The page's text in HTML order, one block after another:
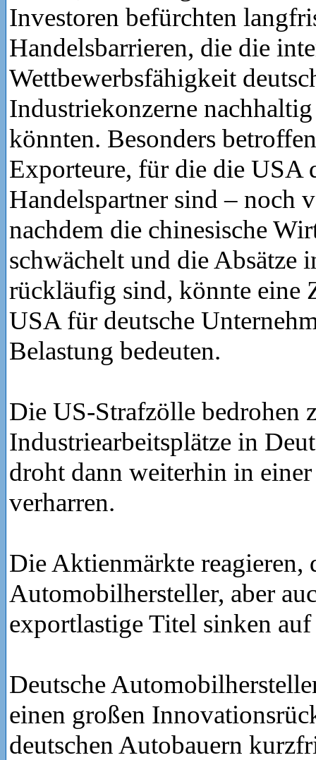
Investoren befürchten
Handelsbarrieren, die die
Wettbewerbsfähigkeit
Industriekonzerne
könnten. Besonders
Exporteure, für die die USA
Handelspartner sind – noch
nachdem die chinesische
schwächelt und die Absätze
rückläufig sind, könnte eine
USA für deutsche
Belastung bedeuten.
Die US-Strafzölle bedrohen
Industriearbeitsplätze in
droht dann weiterhin in einer
verharren.
Die Aktienmärkte reagieren,
Automobilhersteller, aber
exportlastige Titel sinken
Deutsche
einen großen
deutschen Autobauern